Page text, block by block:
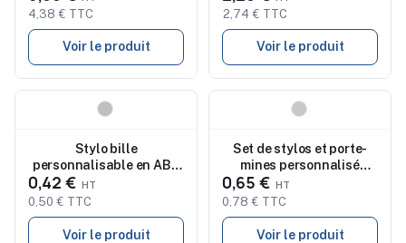
4,38 € TTC
Voir le produit
2,74 € TTC
Voir le produit
Stylo bille
personnalisable en ABS
et bambou RIO BAMBOO
0,42 €
0,50 € TTC
Voir le produit
Set de stylos et porte-
mines personnalisé
Bruneok
0,65 €
0,78 € TTC
Voir le produit